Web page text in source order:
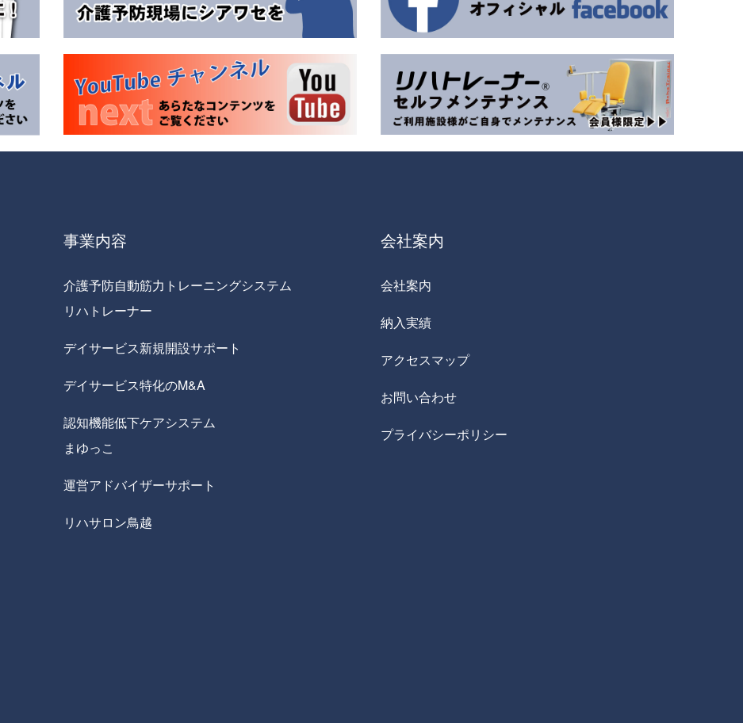
事業内容
介護予防自動筋力トレーニングシステム
リハトレーナー
デイサービス新規開設サポート
デイサービス特化のM&A
認知機能低下ケアシステム
まゆっこ
運営アドバイザーサポート
リハサロン鳥越
会社案内
会社案内
納入実績
アクセスマップ
お問い合わせ
プライバシーポリシー